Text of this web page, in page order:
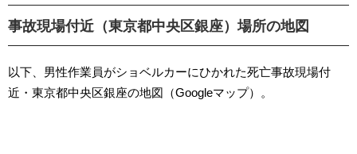
事故現場付近（東京都中央区銀座）場所の地図
以下、男性作業員がショベルカーにひかれた死亡事故現場付
近・東京都中央区銀座の地図（Googleマップ）。